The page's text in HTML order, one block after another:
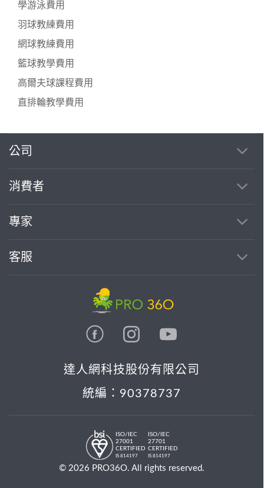
學游泳費用
羽球教練費用
網球教練費用
籃球教學費用
高爾夫球課程費用
直排輪教學費用
公司
消費者
專家
客服
達人網科技股份有限公司
統編：90378737
ISO/IEC
27001
CERTIFIED
IS 814197
ISO/IEC
27701
CERTIFIED
IS 814197
© 2026 PRO36O. All rights reserved.